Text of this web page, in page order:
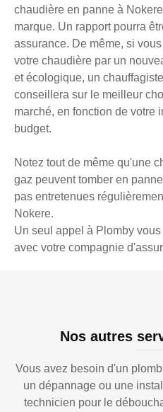
chaudière en panne à
marque. Un rapport pourra
assurance. De même, si
votre chaudière par un
et écologique, un
conseillera sur le meilleur
marché, en fonction de votre
budget.
Notez tout de même qu'une
gaz peuvent tomber en
pas entretenues
Nokere.
Un seul appel à Plomby
avec votre compagnie
Nos autres
Vous avez besoin d'un
un dépannage ou une
technicien pour le